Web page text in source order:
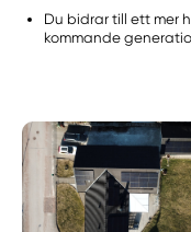
Du bidrar till ett mer
kommande